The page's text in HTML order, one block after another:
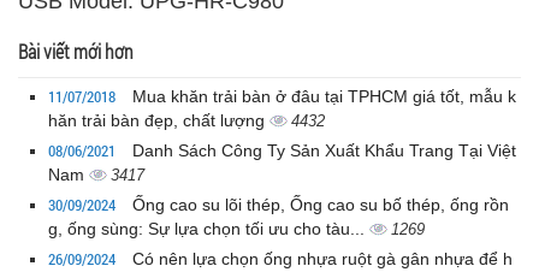
Bài viết mới hơn
11/07/2018
Mua khăn trải bàn ở đâu tại TPHCM giá tốt, mẫu k
hăn trải bàn đẹp, chất lượng
4432
08/06/2021
Danh Sách Công Ty Sản Xuất Khẩu Trang Tại Việt
Nam
3417
30/09/2024
Ống cao su lõi thép, Ống cao su bố thép, ống rồn
g, ống sùng: Sự lựa chọn tối ưu cho tàu...
1269
26/09/2024
Có nên lựa chọn ống nhựa ruột gà gân nhựa để h